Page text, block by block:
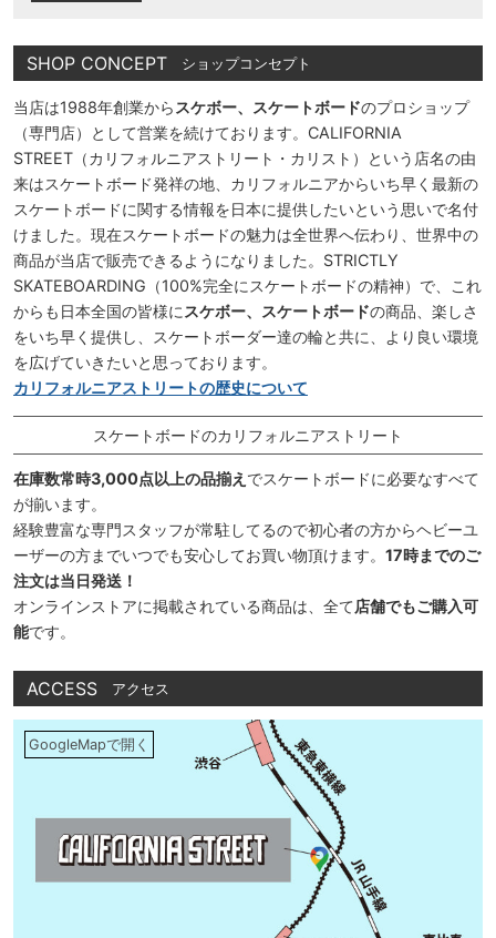
SHOP CONCEPT ショップコンセプト
当店は1988年創業から スケボー、スケートボードのプロショップ
（専門店）として営業を続けております。CALIFORNIA
STREET（カリフォルニアストリート・カリスト）という店名の由
来はスケートボード発祥の地、カリフォルニアからいち早く最新の
スケートボードに関する情報を日本に提供したいという思いで名付
けました。現在スケートボードの魅力は全世界へ伝わり、世界中の
商品が当店で販売できるようになりました。STRICTLY
SKATEBOARDING（100%完全にスケートボードの精神）で、これ
からも日本全国の皆様に スケボー、スケートボードの商品、楽しさ
をいち早く提供し、スケートボーダー達の輪と共に、より良い環境
を広げていきたいと思っております。
カリフォルニアストリートの歴史について
スケートボードのカリフォルニアストリート
在庫数常時3,000点以上の品揃え でスケートボードに必要なすべて
が揃います。
経験豊富な専門スタッフが常駐してるので初心者の方からヘビーユ
ーザーの方までいつでも安心してお買い物頂けます。 17時までのご
注文は当日発送！
オンラインストアに掲載されている商品は、全て店舗でもご購入可
能です。
ACCESS アクセス
GoogleMapで開く